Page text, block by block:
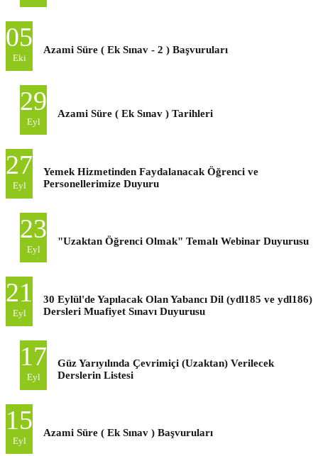
05
Eki
Azami Süre ( Ek Sınav - 2 ) Başvuruları
29
Eyl
Azami Süre ( Ek Sınav ) Tarihleri
27
Eyl
Yemek Hizmetinden Faydalanacak Öğrenci ve
Personellerimize Duyuru
23
Eyl
"Uzaktan Öğrenci Olmak" Temalı Webinar Duyurusu
21
Eyl
30 Eylül'de Yapılacak Olan Yabancı Dil (ydl185 ve ydl186)
Dersleri Muafiyet Sınavı Duyurusu
17
Eyl
Güz Yarıyılında Çevrimiçi (Uzaktan) Verilecek
Derslerin Listesi
15
Eyl
Azami Süre ( Ek Sınav ) Başvuruları